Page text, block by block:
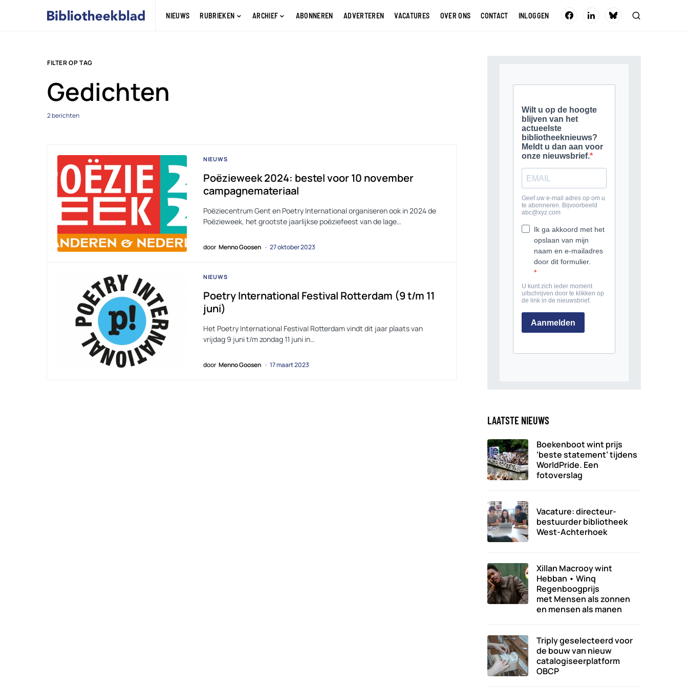
NIEUWS RUBRIEKEN ARCHIEF ABONNEREN ADVERTEREN VACATURES OVER ONS CONTACT INLOGGEN
FILTER OP TAG
Gedichten
2 berichten
NIEUWS
Poëzieweek 2024: bestel voor 10 november
campagnemateriaal
Poëziecentrum Gent en Poetry International organiseren ook in 2024 de
Poëzieweek, het grootste jaarlijkse poëziefeest van de lage…
door Menno Goosen 27 oktober 2023
NIEUWS
Poetry International Festival Rotterdam (9 t/m 11
juni)
Het Poetry International Festival Rotterdam vindt dit jaar plaats van
vrijdag 9 juni t/m zondag 11 juni in…
door Menno Goosen 17 maart 2023
LAATSTE NIEUWS
Boekenboot wint prijs
‘beste statement’ tijdens
WorldPride. Een
fotoverslag
Vacature: directeur-
bestuurder bibliotheek
West-Achterhoek
Xillan Macrooy wint
Hebban • Winq
Regenboogprijs
met Mensen als zonnen
en mensen als manen
Triply geselecteerd voor
de bouw van nieuw
catalogiseerplatform
OBCP